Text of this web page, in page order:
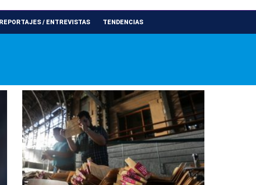
REPORTAJES / ENTREVISTAS TENDENCIAS